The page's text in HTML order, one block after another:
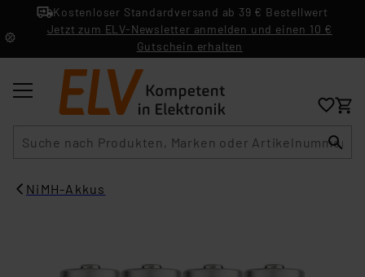
Kostenloser Standardversand ab 39 € Bestellwert
Jetzt zum ELV-Newsletter anmelden und einen 10 €
Gutschein erhalten
NiMH-Akkus